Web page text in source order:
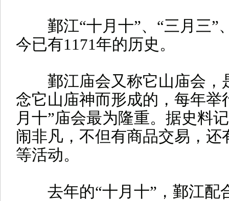
鄞江“十月十”、“三月三”
今已有1171年的历史。
鄞江庙会又称它山庙会，
念它山庙神而形成的，每年举
月十”庙会最为隆重。据史料
闹非凡，不但有商品交易，还
等活动。
去年的“十月十”，鄞江配